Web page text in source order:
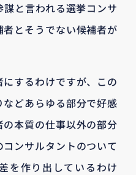
と言われる選挙コンサ
とそうでない候補者が
するわけですが、この
どあらゆる部分で好感
本質の仕事以外の部分
ンサルタントのついて
を作り出しているわけ